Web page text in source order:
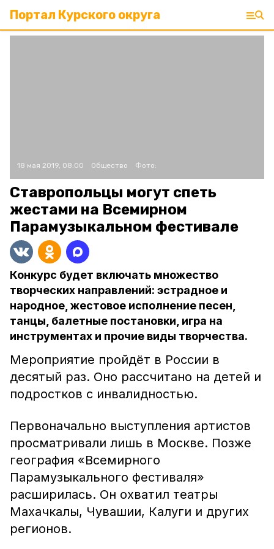
Портал Курского округа
18 мая 2019, 08:00 Общество Фото:
Ставропольцы могут спеть
жестами на Всемирном
Парамузыкальном фестивале
Конкурс будет включать множество
творческих направлений: эстрадное и
народное, жестовое исполнение песен,
танцы, балетные постановки, игра на
инструментах и прочие виды творчества.
Мероприятие пройдёт в России в
десятый раз. Оно рассчитано на детей и
подростков с инвалидностью.
Первоначально выступления артистов
просматривали лишь в Москве. Позже
география «Всемирного
Парамузыкального фестиваля»
расширилась. Он охватил театры
Махачкалы, Чувашии, Калуги и других
регионов.